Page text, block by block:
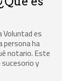
Voluntad es
persona ha
notario. Este
y